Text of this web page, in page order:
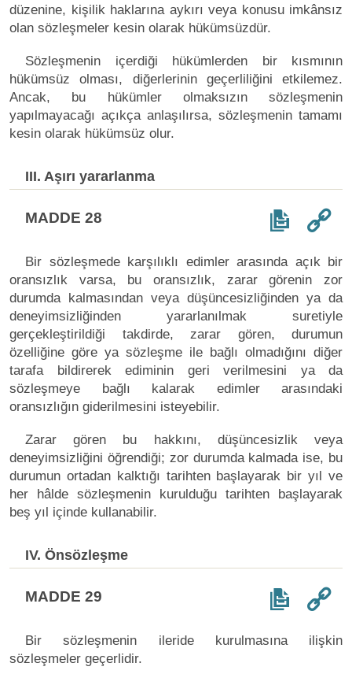
düzenine, kişilik haklarına aykırı veya konusu imkânsız
olan sözleşmeler kesin olarak hükümsüzdür.
Sözleşmenin içerdiği hükümlerden bir kısmının
hükümsüz olması, diğerlerinin geçerliliğini etkilemez.
Ancak, bu hükümler olmaksızın sözleşmenin
yapılmayacağı açıkça anlaşılırsa, sözleşmenin tamamı
kesin olarak hükümsüz olur.
III. Aşırı yararlanma
MADDE 28
Bir sözleşmede karşılıklı edimler arasında açık bir
oransızlık varsa, bu oransızlık, zarar görenin zor
durumda kalmasından veya düşüncesizliğinden ya da
deneyimsizliğinden yararlanılmak suretiyle
gerçekleştirildiği takdirde, zarar gören, durumun
özelliğine göre ya sözleşme ile bağlı olmadığını diğer
tarafa bildirerek ediminin geri verilmesini ya da
sözleşmeye bağlı kalarak edimler arasındaki
oransızlığın giderilmesini isteyebilir.
Zarar gören bu hakkını, düşüncesizlik veya
deneyimsizliğini öğrendiği; zor durumda kalmada ise, bu
durumun ortadan kalktığı tarihten başlayarak bir yıl ve
her hâlde sözleşmenin kurulduğu tarihten başlayarak
beş yıl içinde kullanabilir.
IV. Önsözleşme
MADDE 29
Bir sözleşmenin ileride kurulmasına ilişkin
sözleşmeler geçerlidir.